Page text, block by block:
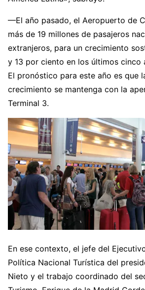
—El año pasado, el Aeropuerto de
más de 19 millones de pasajeros
extranjeros, para un crecimiento
y 13 por ciento en los últimos
El pronóstico para este año es que
crecimiento se mantenga con la
Terminal 3.
En ese contexto, el jefe del
Política Nacional Turística del
Nieto y el trabajo coordinado del